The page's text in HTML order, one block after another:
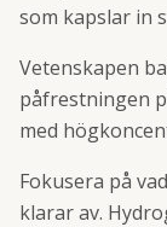
som kapslar in
Vetenskapen
påfrestningen
med
Fokusera på
klarar av.